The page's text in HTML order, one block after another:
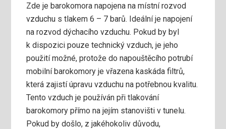
Zde je barokomora napojena na místní rozvod
vzduchu s tlakem 6 – 7 barů. Ideální je napojení
na rozvod dýchacího vzduchu. Pokud by byl
k dispozici pouze technický vzduch, je jeho
použití možné, protože do napouštěcího potrubí
mobilní barokomory je vřazena kaskáda filtrů,
která zajistí úpravu vzduchu na potřebnou kvalitu.
Tento ­vzduch je používán při tlakování
barokomory přímo na jejím stanovišti v tunelu.
Pokud by došlo, z jakéhokoliv důvodu,